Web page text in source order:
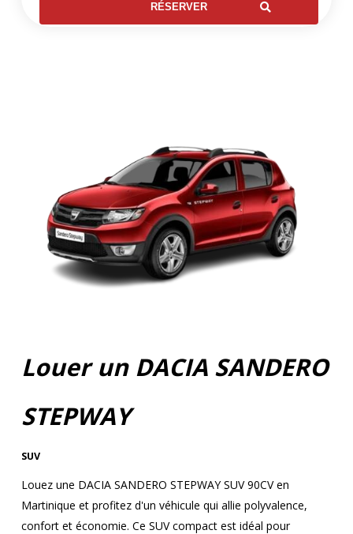
Louer un DACIA SANDERO
STEPWAY
SUV
Louez une DACIA SANDERO STEPWAY SUV 90CV en
Martinique et profitez d'un véhicule qui allie polyvalence,
confort et économie. Ce SUV compact est idéal pour